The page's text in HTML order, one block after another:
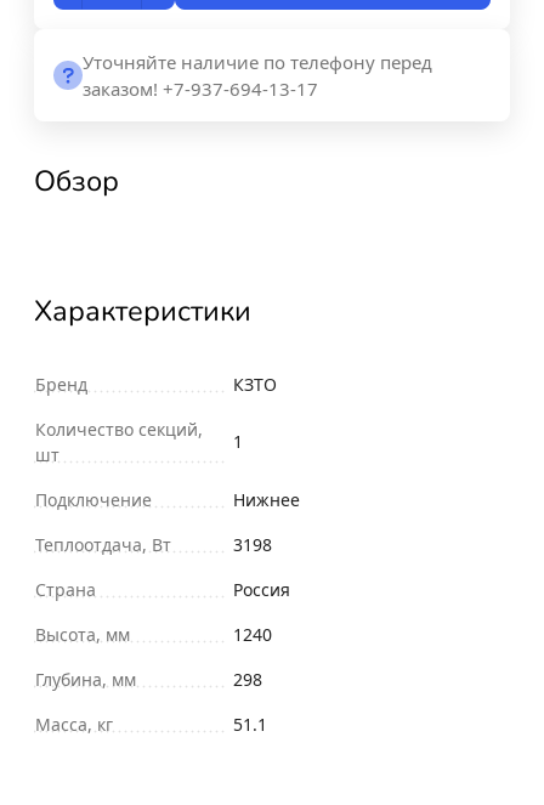
Уточняйте наличие по телефону перед
заказом! +7-937-694-13-17
Обзор
Характеристики
Бренд
КЗТО
Количество секций,
шт
1
Подключение
Нижнее
Теплоотдача, Вт
3198
Страна
Россия
Высота, мм
1240
Глубина, мм
298
Масса, кг
51.1